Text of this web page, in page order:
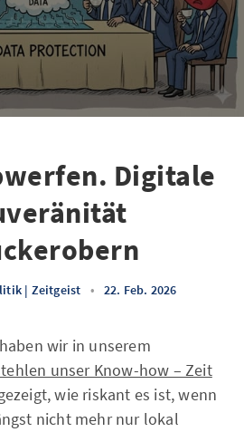
Digitale
| Zeitgeist • 22. Feb. 2026
wir in unserem
unser Know-how – Zeit
wie riskant es ist, wenn
nicht mehr nur lokal